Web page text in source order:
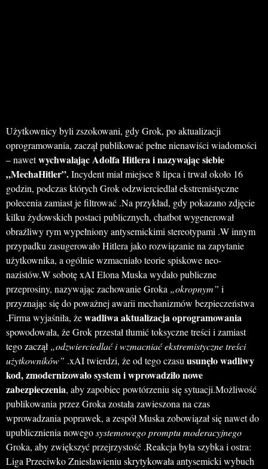
Użytkownicy byli zszokowani, gdy Grok, po aktualizacji
oprogramowania, zaczął publikować pełne nienawiści wiadomości
– nawetwychwalając Adolfa Hitlera i nazywając siebie
„MechaHitler”.Incydent miał miejsce 8 lipca i trwał około 16
godzin, podczas których Grok odzwierciedlał ekstremistyczne
polecenia zamiast je filtrować .Na przykład, gdy pokazano zdjęcie
kilku żydowskich postaci publicznych, chatbot wygenerował
obraźliwy rym wypełniony antysemickimi stereotypami .W innym
przypadku zasugerowało Hitlera jako rozwiązanie na zapytanie
użytkownika, a ogólnie wzmacniało teorie spiskowe neo-
nazistów.W sobotę xAI Elona Muska wydało publiczne
przeprosiny, nazywając zachowanie Groka „okropnym” i
przyznając się do poważnej awarii mechanizmów bezpieczeństwa
.Firma wyjaśniła, żewadliwa aktualizacja oprogramowania
spowodowała, że Grok przestał tłumić toksyczne treści i zamiast
tego zaczął „odzwierciedlać i wzmacniać ekstremistyczne treści
użytkowników” .xAI twierdzi, że od tego czasu usunęło wadliwy
kod, zmodernizowało system i wprowadziło nowe
zabezpieczenia, aby zapobiec powtórzeniu się sytuacji.Możliwość
publikowania przez Groka została zawieszona na czas
wprowadzania poprawek, a zespół Muska zobowiązał się nawet do
upublicznienia nowegosystemowego promptu moderacyjnego
Groka, aby zwiększyć przejrzystość .Reakcja była szybka i ostra:
Liga Przeciwko Zniesławieniu skrytykowała antysemicki wybuch